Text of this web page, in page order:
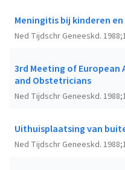
Meningitis bij kinderen
Ned Tijdschr Geneeskd.
3rd Meeting of
and Obstetricians
Ned Tijdschr Geneeskd.
Uithuisplaatsing van
Ned Tijdschr Geneeskd.